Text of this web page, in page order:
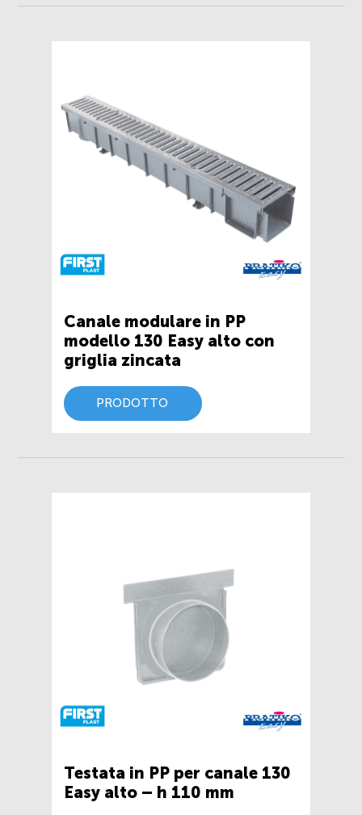
Canale modulare in PP
modello 130 Easy alto con
griglia zincata
PRODOTTO
Testata in PP per canale 130
Easy alto – h 110 mm